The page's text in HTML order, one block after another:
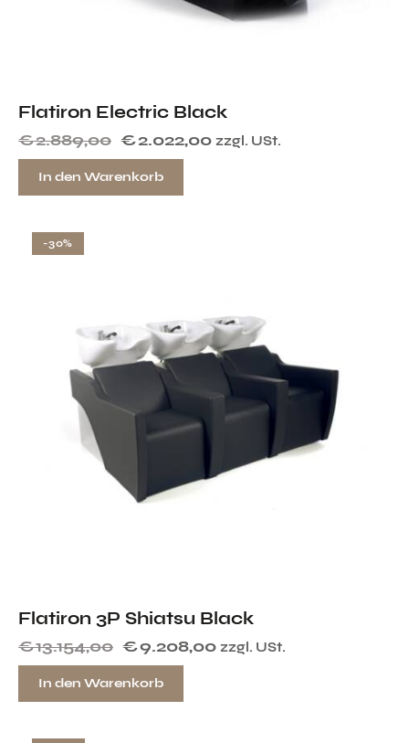
Flatiron Electric Black
€2.889,00 €2.022,00 zzgl. USt.
In den Warenkorb
-30%
Flatiron 3P Shiatsu Black
€13.154,00 €9.208,00 zzgl. USt.
In den Warenkorb